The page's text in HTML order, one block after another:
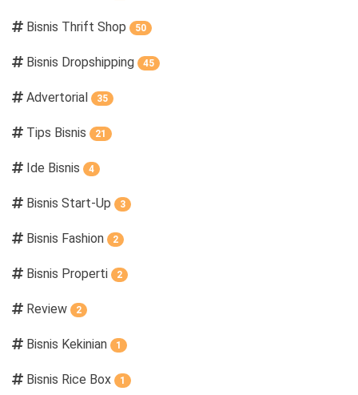
Bisnis Thrift Shop 50
Bisnis Dropshipping 45
Advertorial 35
Tips Bisnis 21
Ide Bisnis 4
Bisnis Start-Up 3
Bisnis Fashion 2
Bisnis Properti 2
Review 2
Bisnis Kekinian 1
Bisnis Rice Box 1